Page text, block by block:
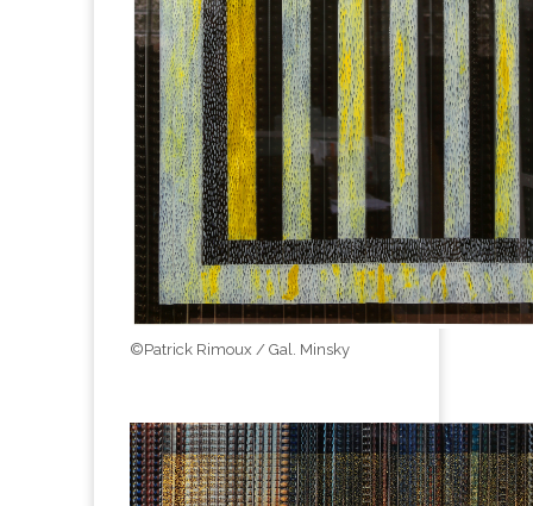
©Patrick Rimoux / Gal. Minsky